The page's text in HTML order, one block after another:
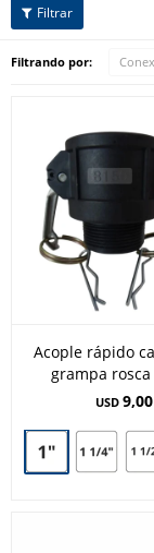
Filtrando por:
Acople rápido
grampa
USD 9,00